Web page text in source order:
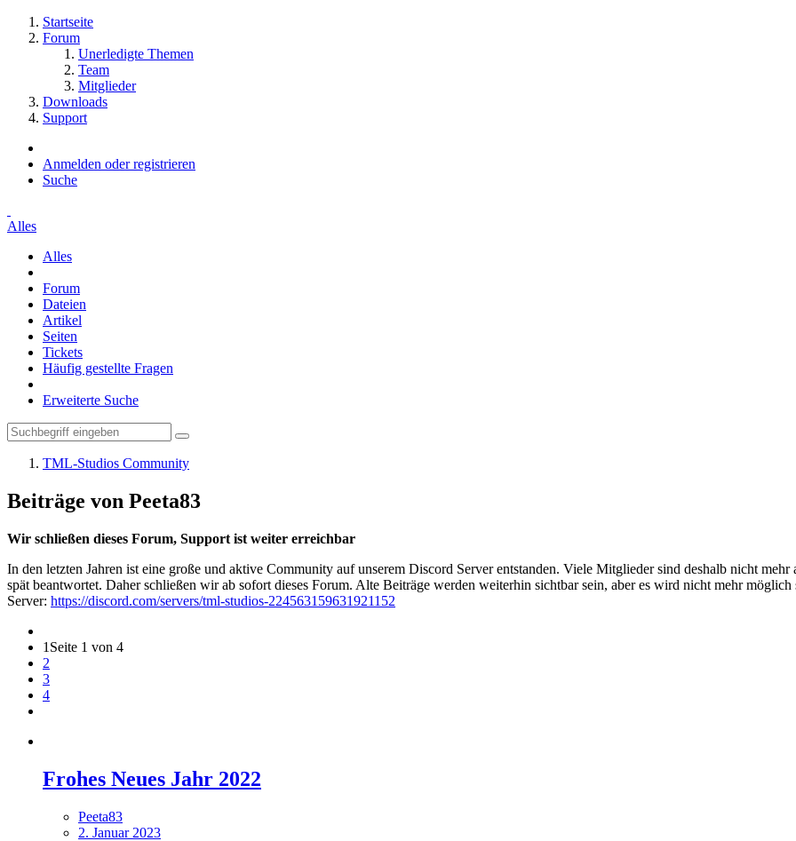
Startseite
Forum
Unerledigte Themen
Team
Mitglieder
Downloads
Support
Anmelden oder registrieren
Suche
Alles
Alles
Forum
Dateien
Artikel
Seiten
Tickets
Häufig gestellte Fragen
Erweiterte Suche
TML-Studios Community
Beiträge von Peeta83
Wir schließen dieses Forum, Support ist weiter erreichbar
In den letzten Jahren ist eine große und aktive Community auf unserem Discord Server entstanden. Viele Mitglieder sind deshalb nicht
spät beantwortet. Daher schließen wir ab sofort dieses Forum. Alte Beiträge werden weiterhin sichtbar sein, aber es wird nicht mehr
Server: https://discord.com/servers/tml-studios-224563159631921152
1 Seite 1 von 4
2
3
4
Frohes Neues Jahr 2022
Peeta83
2. Januar 2023